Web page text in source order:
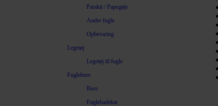
Parakit / Papegøje
Andre fugle
Opbevaring
Legetøj
Legetøj til fugle
Fuglebure
Bure
Fuglebadekar